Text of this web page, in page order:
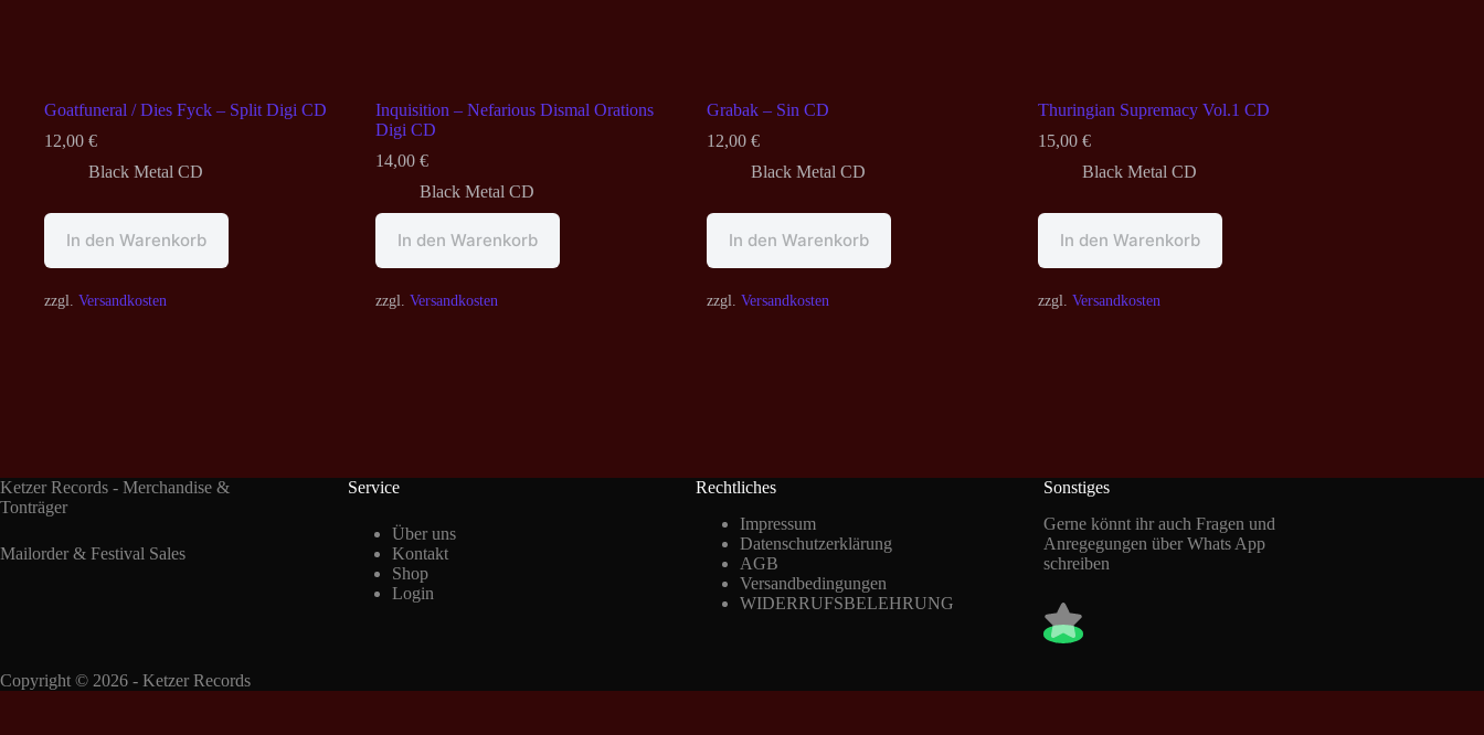
Goatfuneral / Dies Fyck – Split Digi CD
12,00 €
Black Metal CD
In den Warenkorb
zzgl. Versandkosten
Inquisition – Nefarious Dismal Orations
Digi CD
14,00 €
Black Metal CD
In den Warenkorb
zzgl. Versandkosten
Grabak – Sin CD
12,00 €
Black Metal CD
In den Warenkorb
zzgl. Versandkosten
Thuringian Supremacy Vol.1 CD
15,00 €
Black Metal CD
In den Warenkorb
zzgl. Versandkosten
Ketzer Records - Merchandise &
Tonträger
Mailorder & Festival Sales
Service
Über uns
Kontakt
Shop
Login
Rechtliches
Impressum
Datenschutzerklärung
AGB
Versandbedingungen
WIDERRUFSBELEHRUNG
Sonstiges
Gerne könnt ihr auch Fragen und
Anregegungen über Whats App
schreiben
Copyright © 2026 - Ketzer Records